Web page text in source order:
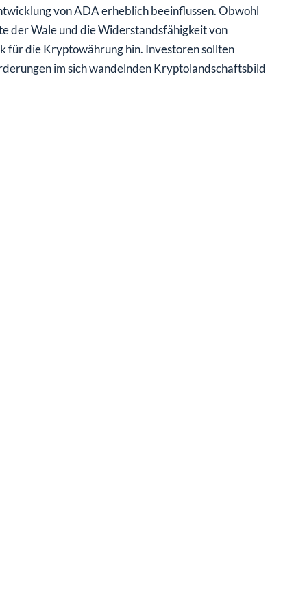
von ADA erheblich beeinflussen. Obwohl
der Wale und die Widerstandsfähigkeit von
für die Kryptowährung hin. Investoren sollten
im sich wandelnden Kryptolandschaftsbild